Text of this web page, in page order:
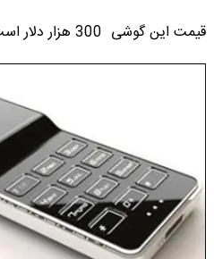
قیمت این گوشی 300 هزار دلار است .